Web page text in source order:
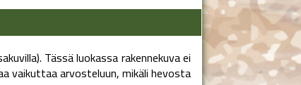
Tässä luokassa rakennekuva ei
vaikuttaa arvosteluun, mikäli hevosta